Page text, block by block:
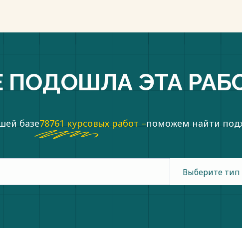
ПОДОШЛА ЭТА
базе78761 курсовых работ –поможем найти
Выберите тип